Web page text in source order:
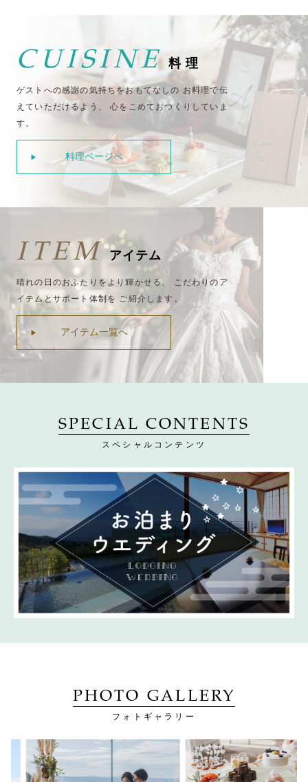
CUISINE 料 理
ゲストへの感謝の気持ちをおもてなしの お料理で伝
えていただけるよう、
心をこめておつくりしていま
す。
料理ページへ
ITEM アイテム
晴れの日のおふたりをより輝かせる、
こだわりのア
イテムとサポート体制を ご紹介します。
アイテム一覧へ
SPECIAL CONTENTS
スペシャルコンテンツ
PHOTO GALLERY
フォトギャラリー